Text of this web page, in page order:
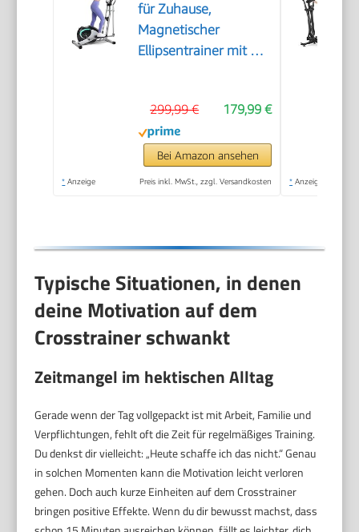
für Zuhause,
Magnetischer
Ellipsentrainer mit 16
Leises Indoor-
Trainingsgerät, LCD-
Monitor, Pulssensor,
bis 120 KG (Grün)
179,99 €
299,99 €
Bei Amazon ansehen
* Anzeige Preis inkl. MwSt., zzgl. Versandkosten * Anzeige
Typische Situationen, in denen
deine Motivation auf dem
Crosstrainer schwankt
Zeitmangel im hektischen Alltag
Gerade wenn der Tag vollgepackt ist mit Arbeit, Familie und
Verpflichtungen, fehlt oft die Zeit für regelmäßiges Training.
Du denkst dir vielleicht: „Heute schaffe ich das nicht.“ Genau
in solchen Momenten kann die Motivation leicht verloren
gehen. Doch auch kurze Einheiten auf dem Crosstrainer
bringen positive Effekte. Wenn du dir bewusst machst, dass